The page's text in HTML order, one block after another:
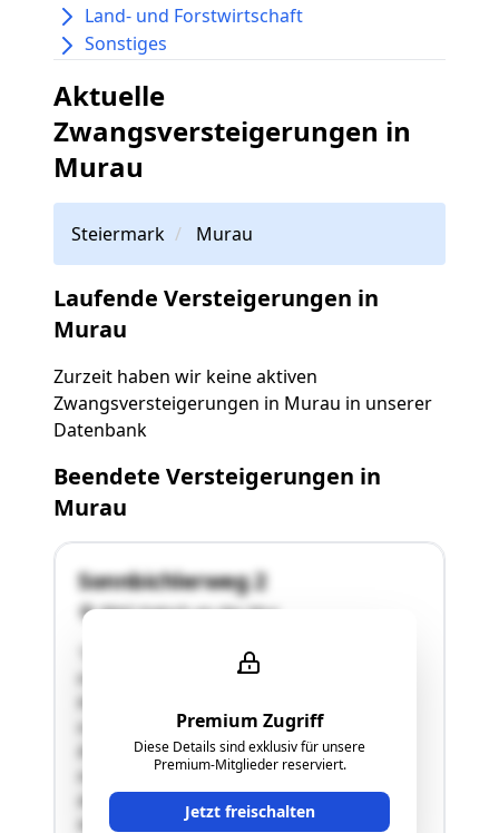
Land- und Forstwirtschaft
Sonstiges
Aktuelle
Zwangsversteigerungen in
Murau
Steiermark Murau
Laufende Versteigerungen in
Murau
Zurzeit haben wir keine aktiven
Zwangsversteigerungen in Murau in unserer
Datenbank
Beendete Versteigerungen in
Murau
Premium Zugriff
Diese Details sind exklusiv für unsere
Premium-Mitglieder reserviert.
Jetzt freischalten
Sonnbichlerweg 2
8842 Katsch an der Mur
"Die Bewertungsliegenschaft befindet sich in
einer abgelegenen Streusiedlungslage in der
Katastralgemeinde Katsch im Gemeindegebiet
von Teufenbach-Katsch. Das Grundstück Nr.
852/8 ist annähernd dreieckig sowie von West
nach Ost teils abfallend konfiguriert und mit
dem Wohnhaus sowie einem angebauten
Nebengebäude bebaut. …"